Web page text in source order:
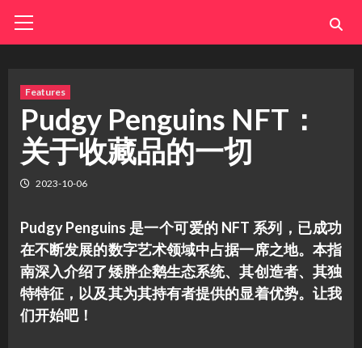
Menu
Features
Pudgy Penguins NFT：
关于收藏品的一切
2023-10-06
Pudgy Penguins 是一个可爱的 NFT 系列，已成功
在不断发展的数字艺术领域中占据一席之地。本指
南深入介绍了矮胖企鹅生态系统、其创造者、其独
特特征，以及其为其持有者提供的显着优势。让我
们开始吧！